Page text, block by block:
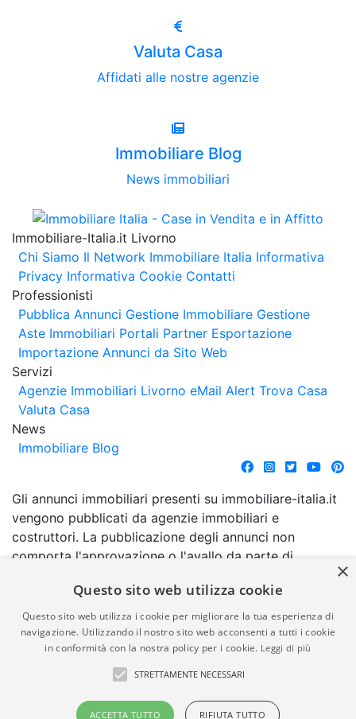
Valuta Casa
Affidati alle nostre agenzie
Immobiliare Blog
News immobiliari
Immobiliare-Italia.it Livorno
Chi Siamo Il Network Immobiliare Italia Informativa
Privacy Informativa Cookie Contatti
Professionisti
Pubblica Annunci Gestione Immobiliare Gestione
Aste Immobiliari Portali Partner Esportazione
Importazione Annunci da Sito Web
Servizi
Agenzie Immobiliari Livorno eMail Alert Trova Casa
Valuta Casa
News
Immobiliare Blog
Gli annunci immobiliari presenti su immobiliare-italia.it
vengono pubblicati da agenzie immobiliari e
costruttori. La pubblicazione degli annunci non
comporta l'approvazione o l'avallo da parte di
garanzia da parte di quest'ultima. immobiliare-italia.it
quindi non è responsabile della veridicità, della
correttezza, della completezza, della normativa in
materia di privacy e/o di alcun altro aspetto dei
suddetti annunci.
© Copyright 2007 - 2026
Powered by
×
Questo sito web utilizza cookie
Questo sito web utilizza i cookie per migliorare la tua esperienza di
navigazione. Utilizzando il nostro sito web acconsenti a tutti i cookie
in conformità con la nostra policy per i cookie. Leggi di più
STRETTAMENTE NECESSARI
ACCETTA TUTTO RIFIUTA TUTTO